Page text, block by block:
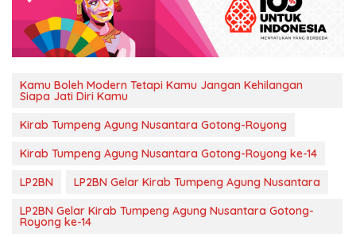
Kamu Boleh Modern Tetapi Kamu Jangan Kehilangan
Siapa Jati Diri Kamu
Kirab Tumpeng Agung Nusantara Gotong-Royong
Kirab Tumpeng Agung Nusantara Gotong-Royong ke-14
LP2BN
LP2BN Gelar Kirab Tumpeng Agung Nusantara
LP2BN Gelar Kirab Tumpeng Agung Nusantara Gotong-
Royong ke-14